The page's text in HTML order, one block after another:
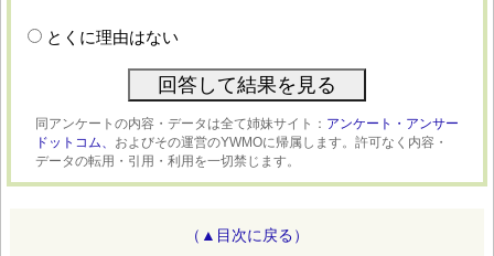
とくに理由はない
同アンケートの内容・データは全て姉妹サイト： アンケート・アンサー
ドットコム、 およびその運営のYWMOに帰属します。許可なく内容・
データの転用・引用・利用を一切禁じます。
（▲目次に戻る）